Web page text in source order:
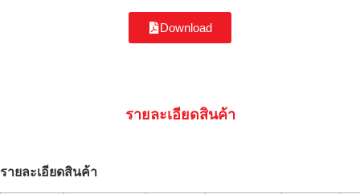
Download
รายละเอียดสินค้า
รายละเอียดสินค้า